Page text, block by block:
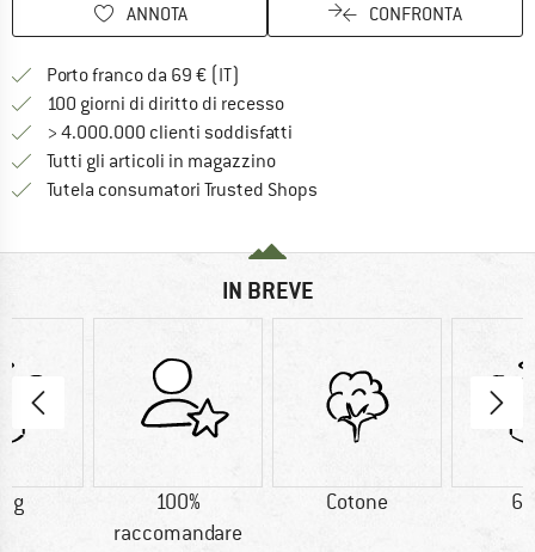
ANNOTA CONFRONTA
Porto franco da 69 € (IT)
100 giorni di diritto di recessoVai alla politica di recesso qui
> 4.000.000 clienti soddisfatti
Tutti gli articoli in magazzino
Tutela consumatori Trusted Shops
IN BREVE
g
100%
raccomandare
Cotone